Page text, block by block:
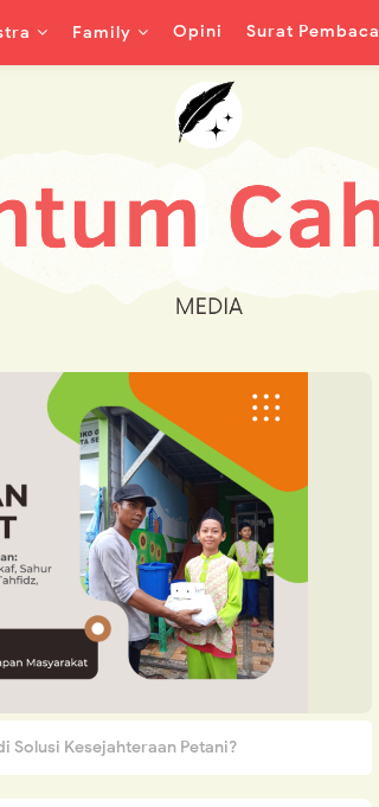
Family Opini Surat Pembaca
Solusi Kesejahteraan Petani?